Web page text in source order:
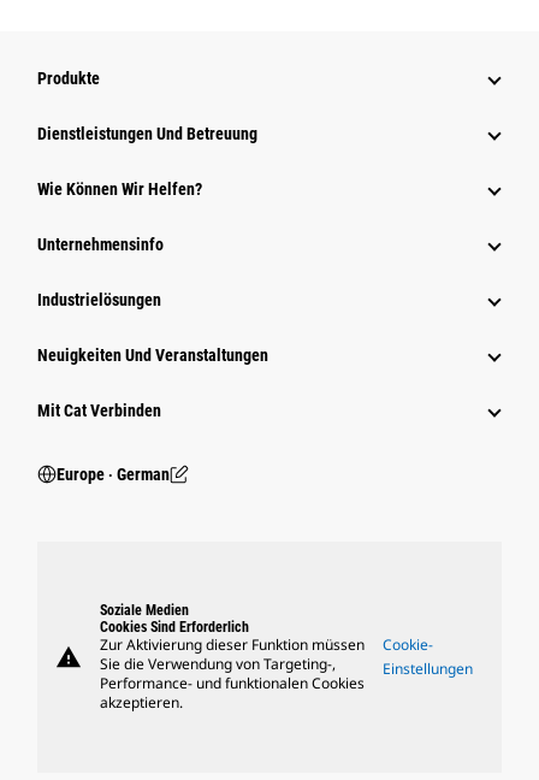
Produkte
Dienstleistungen Und Betreuung
Wie Können Wir Helfen?
Unternehmensinfo
Industrielösungen
Neuigkeiten Und Veranstaltungen
Mit Cat Verbinden
Europe ‧ German
warning
Soziale Medien
Cookies Sind Erforderlich
Zur Aktivierung dieser Funktion müssen
Sie die Verwendung von Targeting-,
Performance- und funktionalen Cookies
akzeptieren.
Cookie-
Einstellungen